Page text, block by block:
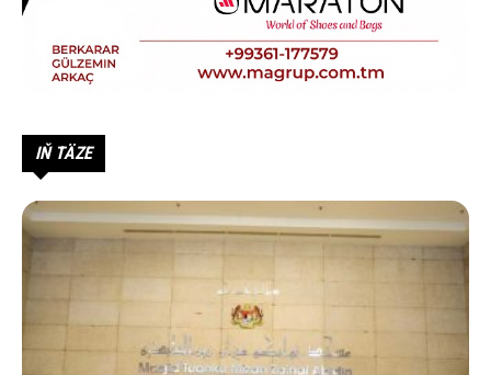
IŇ TÄZE